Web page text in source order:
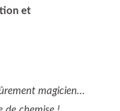
et
magicien…